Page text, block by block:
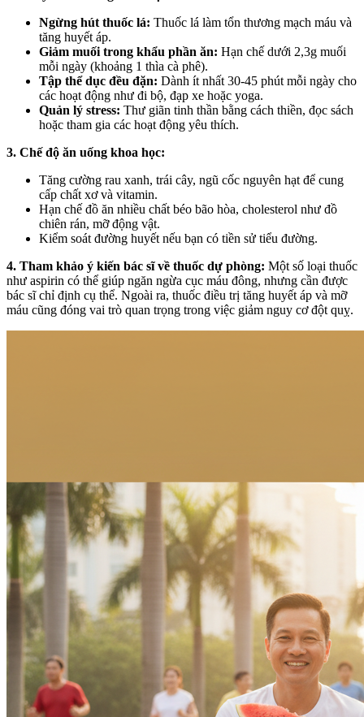
Ngừng hút thuốc lá: Thuốc lá làm tổn thương mạch máu và
tăng huyết áp.
Giảm muối trong khẩu phần ăn: Hạn chế dưới 2,3g muối
mỗi ngày (khoảng 1 thìa cà phê).
Tập thể dục đều đặn: Dành ít nhất 30-45 phút mỗi ngày cho
các hoạt động như đi bộ, đạp xe hoặc yoga.
Quản lý stress: Thư giãn tinh thần bằng cách thiền, đọc sách
hoặc tham gia các hoạt động yêu thích.
3. Chế độ ăn uống khoa học:
Tăng cường rau xanh, trái cây, ngũ cốc nguyên hạt để cung
cấp chất xơ và vitamin.
Hạn chế đồ ăn nhiều chất béo bão hòa, cholesterol như đồ
chiên rán, mỡ động vật.
Kiểm soát đường huyết nếu bạn có tiền sử tiểu đường.
4. Tham khảo ý kiến bác sĩ về thuốc dự phòng: Một số loại thuốc
như aspirin có thể giúp ngăn ngừa cục máu đông, nhưng cần được
bác sĩ chỉ định cụ thể. Ngoài ra, thuốc điều trị tăng huyết áp và mỡ
máu cũng đóng vai trò quan trọng trong việc giảm nguy cơ đột quỵ.